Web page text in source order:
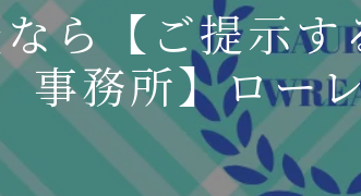
ら【ご提示
事務所】ロー